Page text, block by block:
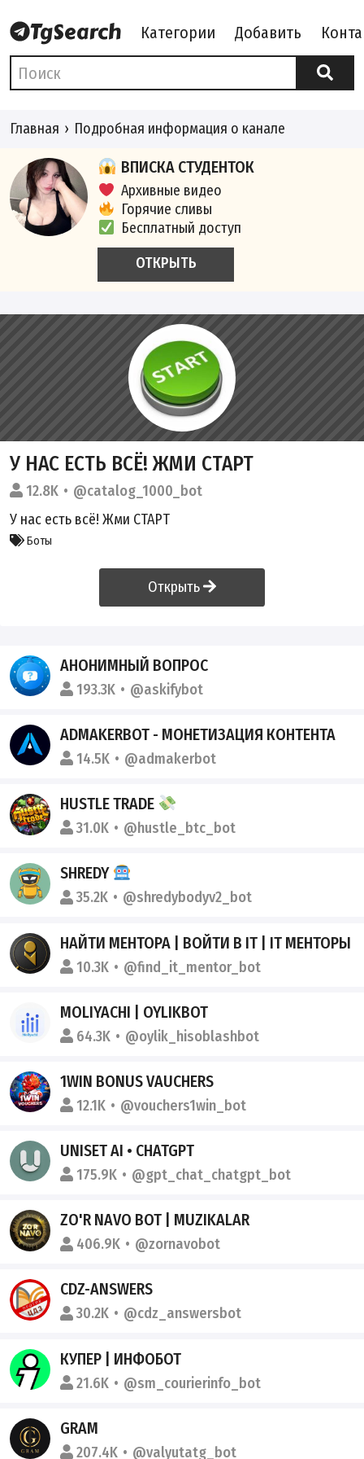
Категории Добавить
Главная Подробная информация о канале
ВПИСКА СТУДЕНТОК
Архивные видео
Горячие сливы
Бесплатный доступ
ОТКРЫТЬ
У НАС ЕСТЬ ВСЁ! ЖМИ СТАРТ
12.8K
@catalog_1000_bot
У нас есть всё! Жми СТАРТ
Боты
Открыть
АНОНИМНЫЙ ВОПРОС
193.3K @askifybot
ADMAKERBOT - МОНЕТИЗАЦИЯ КОНТЕНТА
14.5K @admakerbot
HUSTLE TRADE
31.0K @hustle_btc_bot
SHREDY
35.2K @shredybodyv2_bot
НАЙТИ МЕНТОРА | ВОЙТИ В IT | IT МЕНТОРЫ
10.3K @find_it_mentor_bot
MOLIYACHI | OYLIKBOT
64.3K @oylik_hisoblashbot
1WIN BONUS VAUCHERS
12.1K @vouchers1win_bot
UNISET AI • CHATGPT
175.9K @gpt_chat_chatgpt_bot
ZO'R NAVO BOT | MUZIKALAR
406.9K @zornavobot
CDZ-ANSWERS
30.2K @cdz_answersbot
КУПЕР | ИНФОБОТ
21.6K @sm_courierinfo_bot
GRAM
207.4K @valyutatg_bot